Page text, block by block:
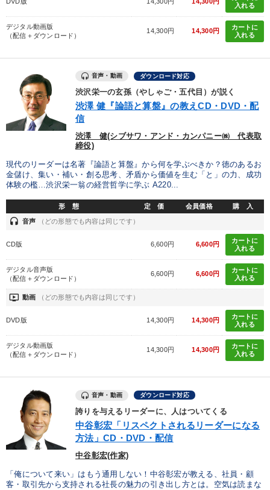
入れる
デジタル動画版
（配信＋ダウンロード）
14,300円 14,300円
カートに
入れる
音声・動画 ダウンロード対応
渋沢栄一の玄孫（やしゃご・五代目）が説く
渋澤 健『論語と算盤』の教えCD・DVD・配
信
渋澤 健(シブサワ・アンド・カンパニー㈱ 代表取
締役)
現代のリーダーは名著『論語と算盤』から何を学ぶべきか？徳のあるお
金儲け、集い・補い・創る思考、矛盾から価値を生む「と」の力、成功
体験の檻…渋沢栄一翁の経営哲学に学ぶ A220...
形 態 定 価 会員価格 購 入
headset 音声 （どの形態でも内容は同じです）
CD版 6,600円 6,600円
カートに
入れる
デジタル音声版
（配信＋ダウンロード）
6,600円 6,600円
カートに
入れる
ondemand_video 動画 （どの形態でも内容は同じです）
DVD版 14,300円 14,300円
カートに
入れる
デジタル動画版
（配信＋ダウンロード）
14,300円 14,300円
カートに
入れる
音声・動画 ダウンロード対応
誇りを与えるリーダーに、人はついてくる
中谷彰宏「リスペクトされるリーダーになる
方法」CD・DVD・配信
中谷彰宏(作家)
「俺について来い」はもう通用しない！中谷彰宏が教える、社員・顧
客・取引先から支持される社長の魅力の引き出し方とは。空気は読まな